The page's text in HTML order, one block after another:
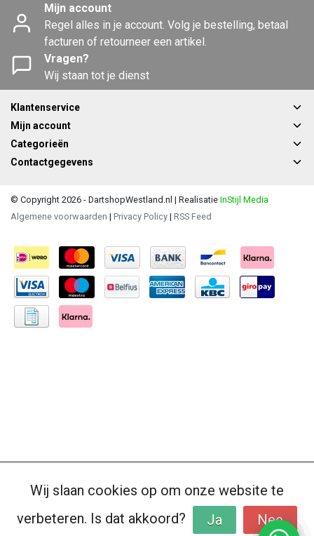
Mijn account
Regel alles in je account. Volg je bestelling, betaal
facturen of retourneer een artikel.
Vragen?
Wij staan tot je dienst
Klantenservice
Mijn account
Categorieën
Contactgegevens
© Copyright 2026 - DartshopWestland.nl | Realisatie InStijl Media
Algemene voorwaarden | Privacy Policy | RSS Feed
Wij slaan cookies op om onze website te
verbeteren. Is dat akkoord?
Ja Nee